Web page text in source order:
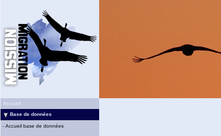
Accueil
Base de données
- Accueil base de données